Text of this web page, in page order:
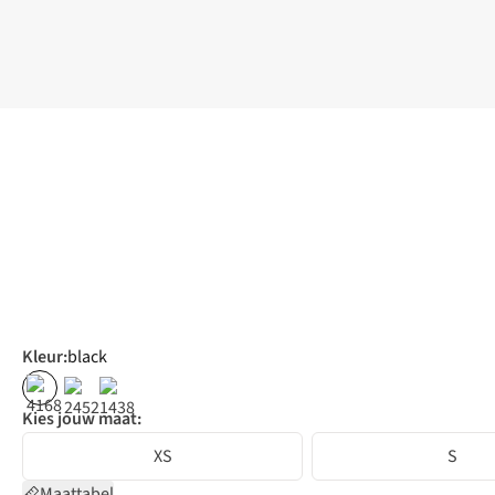
Kleur:black
Kies jouw maat:
XS
S